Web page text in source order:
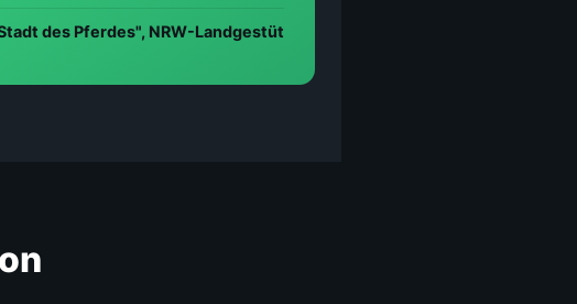
des Pferdes", NRW-Landgestüt